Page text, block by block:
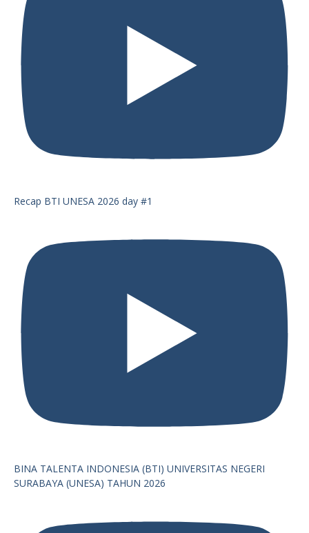
Recap BTI UNESA 2026 day #1
BINA TALENTA INDONESIA (BTI) UNIVERSITAS NEGERI
SURABAYA (UNESA) TAHUN 2026